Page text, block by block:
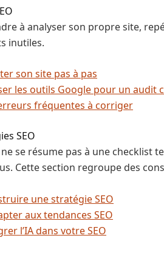
à analyser son propre site,
inutiles.
son site pas à pas
les outils Google pour un audit
fréquentes à corriger
SEO
ne se résume pas à une
Cette section regroupe des
une stratégie SEO
aux tendances SEO
l’IA dans votre SEO